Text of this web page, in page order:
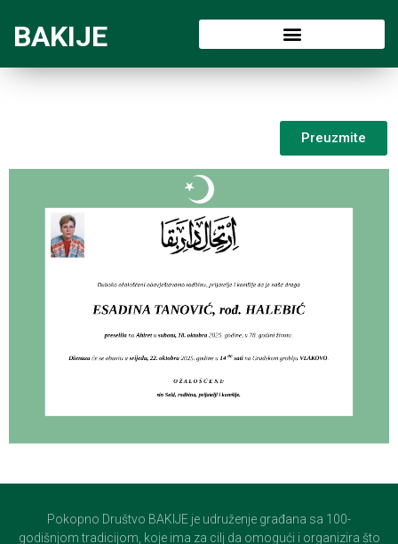
BAKIJE
Preuzmite
Pokopno Društvo BAKIJE je udruženje građana sa 100-
godišnjom tradicijom, koje ima za cilj da omogući i organizira što